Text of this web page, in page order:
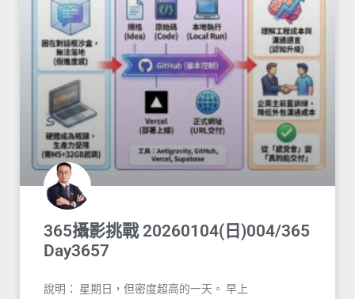
365攝影挑戰 20260104(日)004/365
Day3657
說明： 星期日，但密度超高的一天。 早上